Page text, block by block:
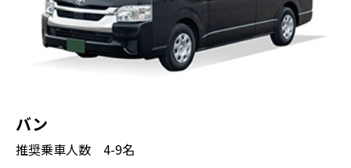
す。
明治神宮
停車時間： 60分
で心地よい空間です。土日には、伝統的な日
バン
推奨乗車人数 4-9名